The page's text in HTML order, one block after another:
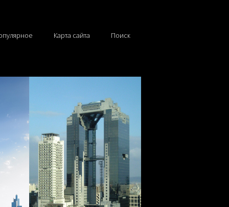
Карта сайта Поиск